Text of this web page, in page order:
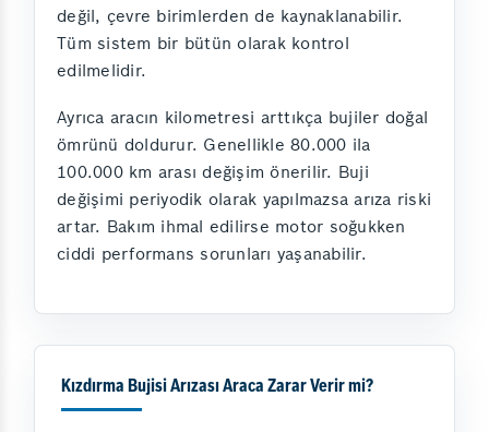
değil, çevre birimlerden de kaynaklanabilir.
Tüm sistem bir bütün olarak kontrol
edilmelidir.
Ayrıca aracın kilometresi arttıkça bujiler doğal
ömrünü doldurur. Genellikle 80.000 ila
100.000 km arası değişim önerilir. Buji
değişimi periyodik olarak yapılmazsa arıza riski
artar. Bakım ihmal edilirse motor soğukken
ciddi performans sorunları yaşanabilir.
Kızdırma Bujisi Arızası Araca Zarar Verir mi?